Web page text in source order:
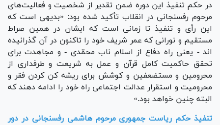
در حکم تنفیذ این دوره ضمن تقدیر از شخصیت و فعالیت‌های
مرحوم رفسنجانی در انقلاب تأکید شده بود: «بدیهی است که
این رأی و تنفیذ تا زمانی است که ایشان در همین صراط
مستقیم و نورانی که عمر شریف خود را تاکنون در آن گذرانیده
‏اند - یعنی راه دفاع از اسلام ناب محمّدی - و مجاهدت برای
تحقق حاکمیت کامل قرآن و عمل به شریعت و طرفداری از
محرومین و مستضعفین و کوشش برای ریشه ‏کن کردن فقر و
محرومیت و استقرار عدالت اجتماعی راه خود را ادامه دهند که
البته چنین خواهد بود.»
تنفیذ حکم ریاست جمهوری مرحوم هاشمی رفسنجانی در دور